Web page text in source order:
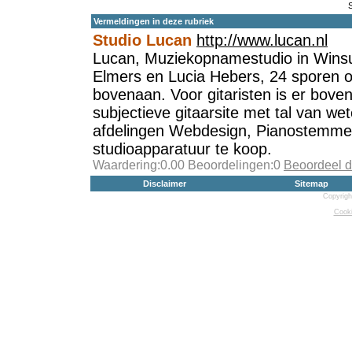
Vermeldingen in deze rubriek
Studio Lucan http://www.lucan.nl
Lucan, Muziekopnamestudio in
Elmers en Lucia Hebers, 24 sporen
bovenaan. Voor gitaristen is er
subjectieve gitaarsite met tal van
afdelingen Webdesign,
studioapparatuur te koop.
Waardering:0.00 Beoordelingen:0 Beoordeel
Disclaimer Sitemap